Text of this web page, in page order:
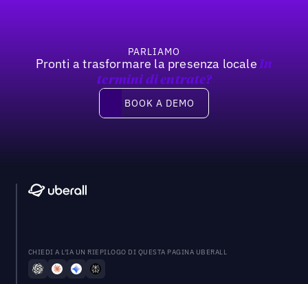
PARLIAMO
Pronti a trasformare la presenza locale In
termini di entrate?
Book a demo
BOOK A DEMO
CHIEDI A L'IA UN RIEPILOGO DI QUESTA PAGINA UBERALL